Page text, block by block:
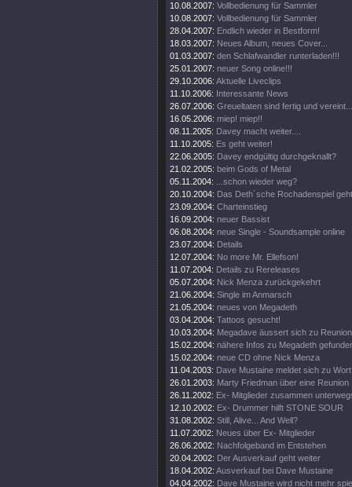
10.08.2007: Vollbedienung für Sammler
10.08.2007: Vollbedienung für Sammler
28.04.2007: Endlich wieder in Bestform!
18.03.2007: Neues Album, neues Cover...
01.03.2007: den Schlafwandler runterladen!!!
25.01.2007: neuer Song online!!!
29.10.2006: Aktuelle Liveclips
11.10.2006: Interessante News
26.07.2006: Greueltaten sind fertig und vereint...
16.05.2006: miep! miep!!
08.11.2005: Davey macht weiter....
11.10.2005: Es geht weiter!
22.06.2005: Davey endgültig durchgeknallt?
21.02.2005: beim Gods of Metal
05.11.2004:
...schon wieder weg?
20.10.2004: Das Deth´sche Rochadenspiel
23.09.2004: Charteinstieg
16.09.2004: neuer Bassist
06.08.2004: neue Single - Soundsample online
23.07.2004: Details
12.07.2004: No more Mr. Ellefson!
11.07.2004: Details zu Rereleases
05.07.2004: Nick Menza zurückgekehrt
21.06.2004: Single im Anmarsch
21.05.2004: neues von Megadeth
03.04.2004: Tattoos gesucht!
10.03.2004: Megadave äussert sich zu Reunion
15.02.2004: nähere Infos zu Megadeth
15.02.2004: neue CD ohne Nick Menza
11.04.2003: Dave Mustaine meldet sich zu Wort
26.01.2003: Marty Friedman über eine Reunion
26.11.2002: Ex- Mitglieder zusammen
12.10.2002: Ex- Drummer hilft STONE SOUR
31.08.2002: Still, Alive... And Well?
11.07.2002: Neues über Ex- Mitglieder
26.06.2002: Nachfolgeband im Entstehen
20.04.2002: Der Ausverkauf geht weiter
18.04.2002: Ausverkauf bei Dave Mustaine
04.04.2002: Dave Mustaine wird nicht mehr